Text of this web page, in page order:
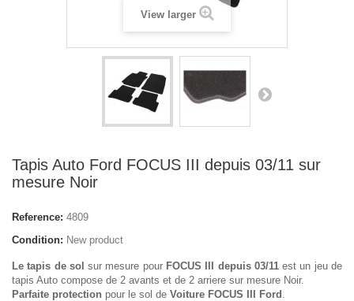
View larger
Tapis Auto Ford FOCUS III depuis 03/11 sur
mesure Noir
Reference: 4809
Condition: New product
Le tapis de sol sur mesure pour FOCUS III depuis 03/11est un jeu de
tapis Auto compose de 2 avants et de 2 arriere sur mesure Noir.
Parfaite protection pour le sol de Voiture FOCUS III Ford .